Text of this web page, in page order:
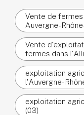
Vente de
Auvergne-
Vente
fermes dans
exploitation
l'Auvergne-
exploitation
(03)